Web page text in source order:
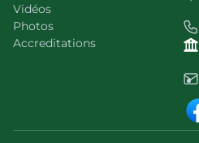
Vidéos
Photos
Accreditations